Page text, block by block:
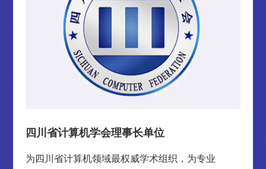
四川省计算机学会理事长单位
为四川省计算机领域最权威学术组织，为专业